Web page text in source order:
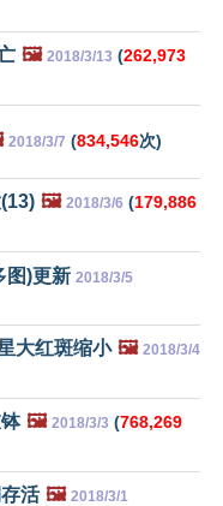
🖼️ 2018/3/13 (262,973
2018/3/7 (834,546次)
🖼️ 2018/3/6 (179,886
图)更新 2018/3/5
大红斑缩小 🖼️ 2018/3/4
🖼️ 2018/3/3 (768,269
活 🖼️ 2018/3/1